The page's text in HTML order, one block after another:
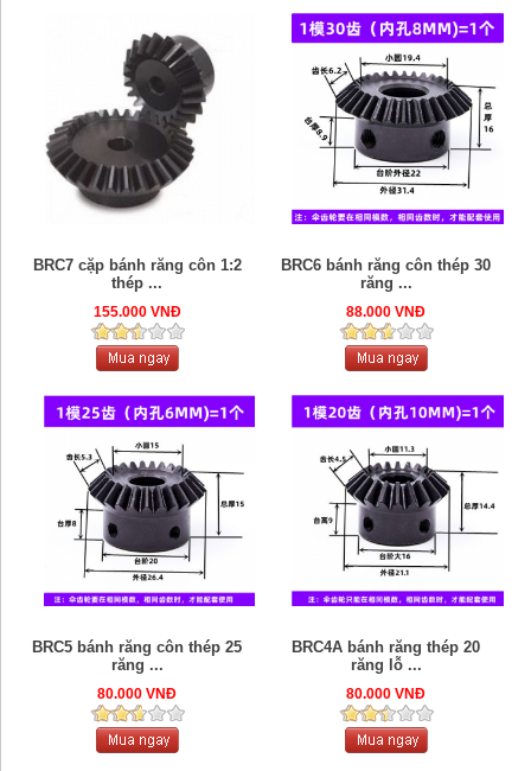
BRC7 cặp bánh răng côn 1:2
thép ...
155.000 VNĐ
BRC6 bánh răng côn thép 30
răng ...
88.000 VNĐ
BRC5 bánh răng côn thép 25
răng ...
80.000 VNĐ
BRC4A bánh răng thép 20
răng lỗ ...
80.000 VNĐ